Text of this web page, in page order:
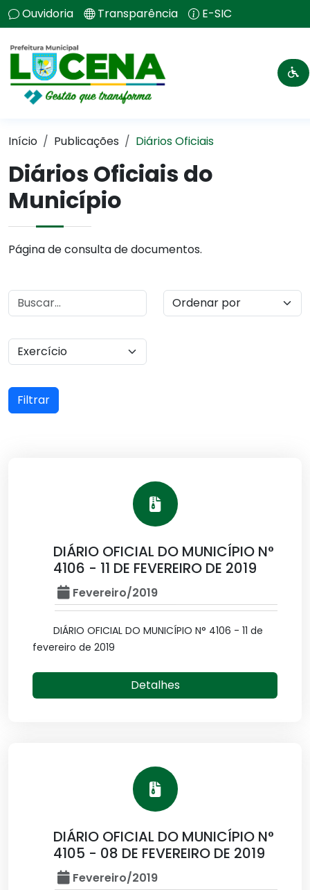
Ouvidoria Transparência E-SIC
Início Publicações Diários Oficiais
Diários Oficiais do
Município
Página de consulta de documentos.
Filtrar
DIÁRIO OFICIAL DO MUNICÍPIO N°
4106 - 11 DE FEVEREIRO DE 2019
Fevereiro/2019
DIÁRIO OFICIAL DO MUNICÍPIO N° 4106 - 11 de
fevereiro de 2019
Detalhes
DIÁRIO OFICIAL DO MUNICÍPIO N°
4105 - 08 DE FEVEREIRO DE 2019
Fevereiro/2019